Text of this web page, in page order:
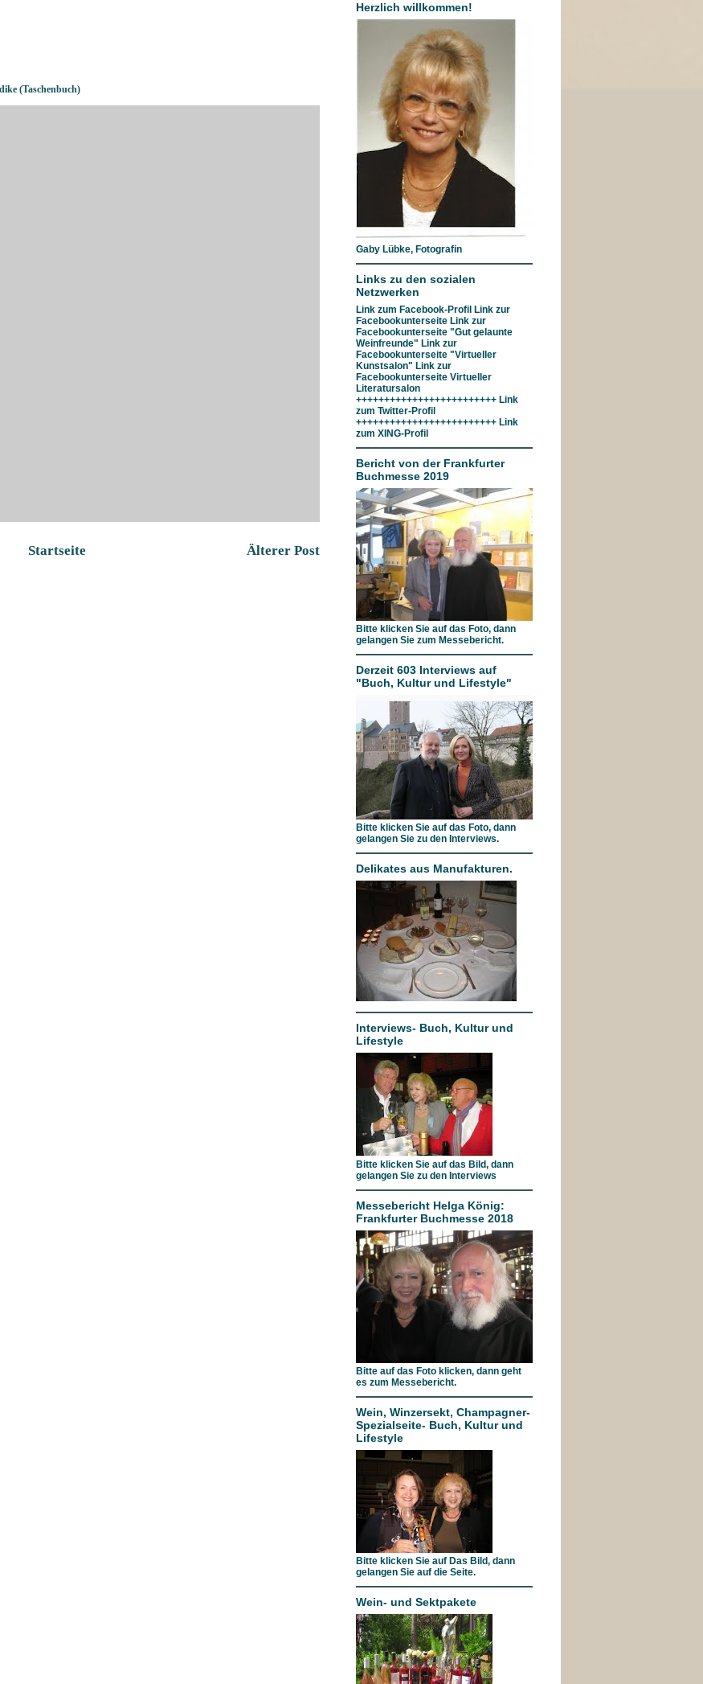
(Taschenbuch)
Älterer Post
Startseite
Herzlich willkommen!
Gaby Lübke, Fotografin
Links zu den sozialen
Netzwerken
Link zum Facebook-Profil Link zur
Facebookunterseite Link zur
Facebookunterseite "Gut gelaunte
Weinfreunde" Link zur
Facebookunterseite "Virtueller
Kunstsalon" Link zur
Facebookunterseite Virtueller
Literatursalon
+++++++++++++++++++++++++ Link
zum Twitter-Profil
+++++++++++++++++++++++++ Link
zum XING-Profil
Bericht von der Frankfurter
Buchmesse 2019
Bitte klicken Sie auf das Foto, dann
gelangen Sie zum Messebericht.
Derzeit 603 Interviews auf
"Buch, Kultur und Lifestyle"
Bitte klicken Sie auf das Foto, dann
gelangen Sie zu den Interviews.
Delikates aus Manufakturen.
Interviews- Buch, Kultur und
Lifestyle
Bitte klicken Sie auf das Bild, dann
gelangen Sie zu den Interviews
Messebericht Helga König:
Frankfurter Buchmesse 2018
Bitte auf das Foto klicken, dann geht
es zum Messebericht.
Wein, Winzersekt, Champagner-
Spezialseite- Buch, Kultur und
Lifestyle
Bitte klicken Sie auf Das Bild, dann
gelangen Sie auf die Seite.
Wein- und Sektpakete